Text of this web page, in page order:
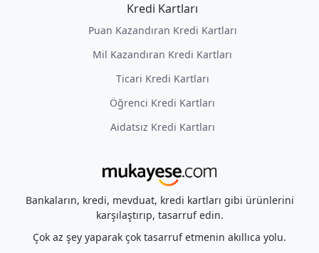
Kredi Kartları
Puan Kazandıran Kredi Kartları
Mil Kazandıran Kredi Kartları
Ticari Kredi Kartları
Öğrenci Kredi Kartları
Aidatsız Kredi Kartları
Bankaların, kredi, mevduat, kredi kartları gibi ürünlerini
karşılaştırıp, tasarruf edin.
Çok az şey yaparak çok tasarruf etmenin akıllıca yolu.